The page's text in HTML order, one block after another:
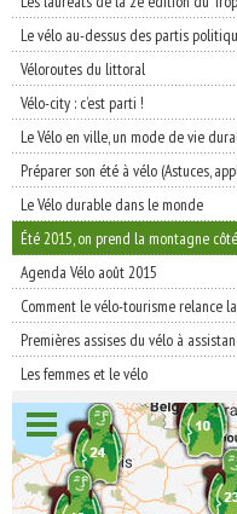
Le vélo au-dessus des partis
Véloroutes du littoral
Vélo-city : c’est parti !
Le Vélo en ville, un mode de vie
Préparer son été à vélo (Astuces,
Le Vélo durable dans le monde
Été 2015, on prend la montagne
Agenda Vélo août 2015
Comment le vélo-tourisme relance
Premières assises du vélo à
Les femmes et le vélo